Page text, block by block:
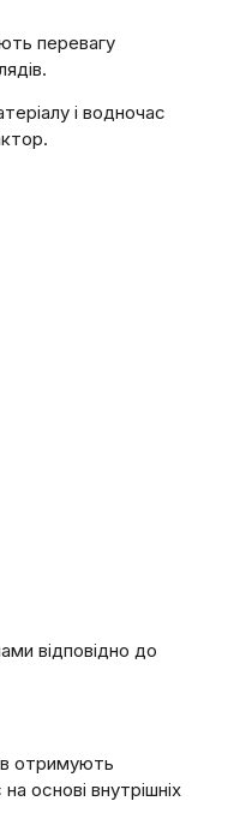
перевагу
і водночас
відповідно до
отримують
основі внутрішніх